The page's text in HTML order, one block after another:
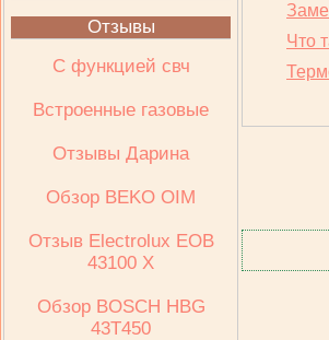
Отзывы
С функцией свч
Встроенные газовые
Отзывы Дарина
Обзор BEKO OIM
Отзыв Electrolux ЕОВ
43100 Х
Обзор BOSCH HBG
43T450
Что